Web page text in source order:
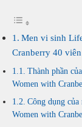
Men vi sinh
Cranberry 40
Thành phần
Women with
Công dụng
Women with